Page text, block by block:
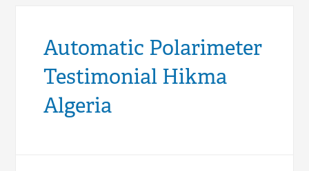
Automatic Polarimeter
Testimonial Hikma
Algeria